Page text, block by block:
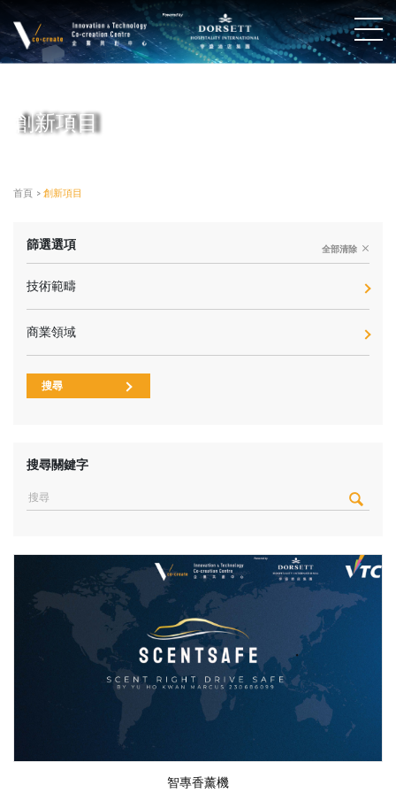
創新項目
首頁 > 創新項目
篩選選項 全部清除
技術範疇
商業領域
搜尋
搜尋關鍵字
智專香薰機